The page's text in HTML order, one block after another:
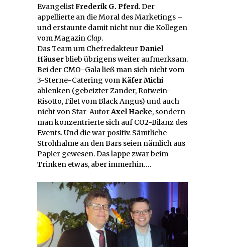
EvangelistFrederik G. Pferd. Der
appellierte an die Moral des Marketings –
und erstaunte damit nicht nur die Kollegen
vom MagazinClap.
Das Team um ChefredakteurDaniel
Häuserblieb übrigens weiter aufmerksam.
Bei der CMO-Gala ließ man sich nicht vom
3-Sterne-Catering vomKäfer Michi
ablenken (gebeizter Zander, Rotwein-
Risotto, Filet vom Black Angus) und auch
nicht von Star-AutorAxel Hacke, sondern
man konzentrierte sich auf CO2-Bilanz des
Events. Und die war positiv. Sämtliche
Strohhalme an den Bars seien nämlich aus
Papier gewesen. Das lappe zwar beim
Trinken etwas, aber immerhin….